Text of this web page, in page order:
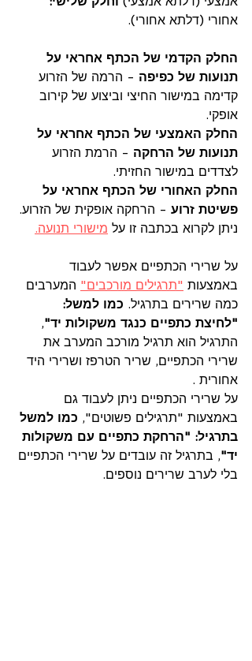
אחורי (דלתא אחורי).
החלק הקדמי של הכתף אחראי על
תנועות של כפיפה - הרמה של הזרוע
קדימה במישור החיצי וביצוע של קירוב
אופקי.
החלק האמצעי של הכתף אחראי על
תנועות של הרחקה - הרמת הזרוע
לצדדים במישור החזיתי.
החלק האחורי של הכתף אחראי על
פשיטת זרוע - הרחקה אופקית של הזרוע.
ניתן לקרוא בכתבה זו על מישורי תנועה.
על שרירי הכתפיים אפשר לעבוד
באמצעות "תרגילים מורכבים" המערבים
כמה שרירים בתרגיל. כמו למשל:
"לחיצת כתפיים כנגד משקולות יד",
התרגיל הוא תרגיל מורכב המערב את
שרירי הכתפיים, שריר הטרפז ושרירי היד
אחורית .
על שרירי הכתפיים ניתן לעבוד גם
באמצעות "תרגילים פשוטים", כמו למשל
בתרגיל: "הרחקת כתפיים עם משקולות
יד", בתרגיל זה עובדים על שרירי הכתפיים
בלי לערב שרירים נוספים.